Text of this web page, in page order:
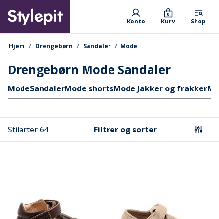
main
content
Primary departments
Konto Kurv
0
Shop
navigationssti
Hjem Drengebørn Sandaler Mode
Drengebørn Mode Sandaler
Hurtige links
ModeSandalerMode shortsMode Jakker og frakker
Stilarter 64 Filtrer og sorter